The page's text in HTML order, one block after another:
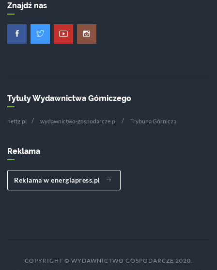
Znajdź nas
Tytuły Wydawnictwa Górniczego
nettg.pl wydawnictwo-gospodarcze.pl Trybuna Górnicza
Reklama
Reklama w energiapress.pl
COPYRIGHT © WYDAWNICTWO GOSPODARCZE 2020.